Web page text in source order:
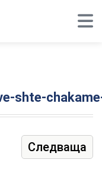
shte-
Следваща